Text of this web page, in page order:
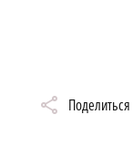
Поделиться